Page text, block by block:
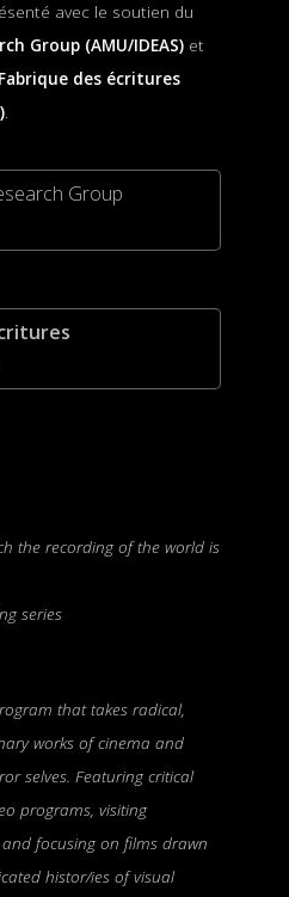
avec le soutien du
Group (AMU/IDEAS) et
Fabrique des écritures
.
Group
the recording of the world is
series
that takes radical,
works of cinema and
selves. Featuring critical
programs, visiting
focusing on films drawn
histor/ies of visual